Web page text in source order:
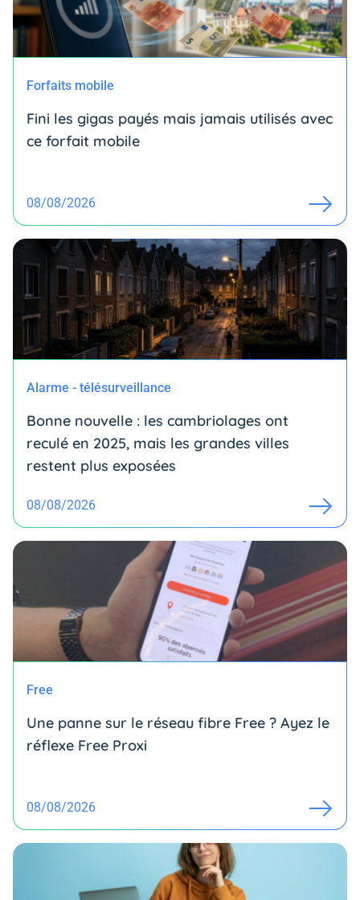
Forfaits mobile
Fini les gigas payés mais jamais utilisés avec
ce forfait mobile
08/08/2026
Alarme - télésurveillance
Bonne nouvelle : les cambriolages ont
reculé en 2025, mais les grandes villes
restent plus exposées
08/08/2026
Free
Une panne sur le réseau fibre Free ? Ayez le
réflexe Free Proxi
08/08/2026